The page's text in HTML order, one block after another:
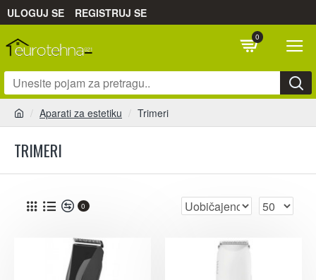
ULOGUJ SE REGISTRUJ SE
0
Aparati za estetiku Trimeri
TRIMERI
0